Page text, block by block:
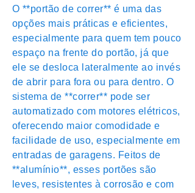
O **portão de correr** é uma das
opções mais práticas e eficientes,
especialmente para quem tem pouco
espaço na frente do portão, já que
ele se desloca lateralmente ao invés
de abrir para fora ou para dentro. O
sistema de **correr** pode ser
automatizado com motores elétricos,
oferecendo maior comodidade e
facilidade de uso, especialmente em
entradas de garagens. Feitos de
**alumínio**, esses portões são
leves, resistentes à corrosão e com